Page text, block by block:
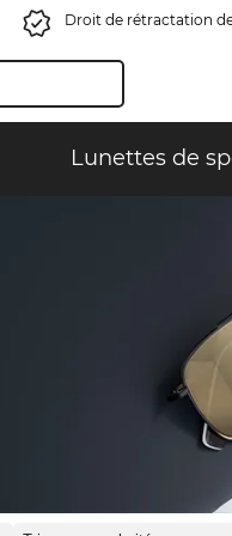
Droit de rétractation
Lunettes de